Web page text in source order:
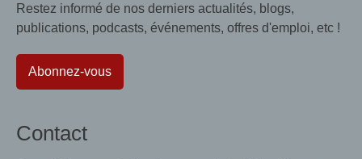
Restez informé de nos derniers actualités, blogs,
publications, podcasts, événements, offres d'emploi, etc !
Abonnez-vous
Contact